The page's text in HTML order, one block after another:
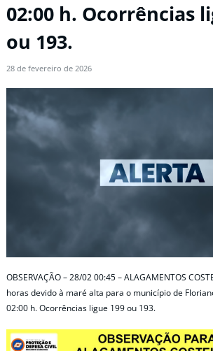
02:00 h. Ocorrências
ou 193.
28 de fevereiro de 2026
OBSERVAÇÃO – 28/02 00:45 – ALAGAMENTOS
horas devido à maré alta para o município de
02:00 h. Ocorrências ligue 199 ou 193.